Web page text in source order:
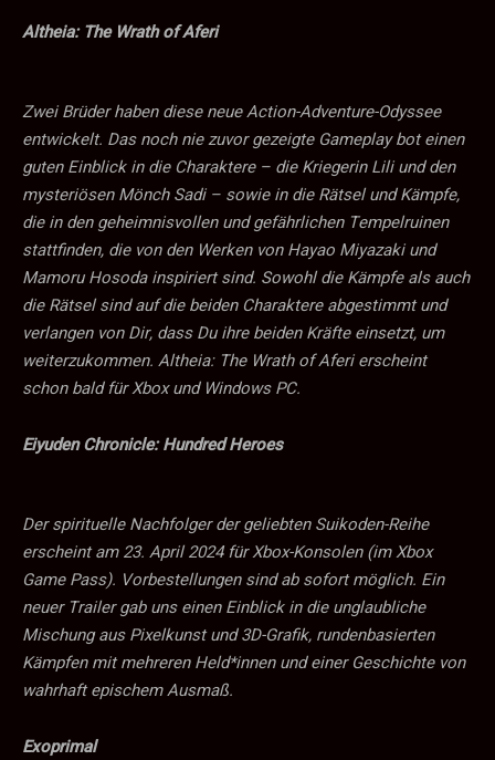
Altheia: The Wrath of Aferi
Zwei Brüder haben diese neue Action-Adventure-Odyssee
entwickelt. Das noch nie zuvor gezeigte Gameplay bot einen
guten Einblick in die Charaktere – die Kriegerin Lili und den
mysteriösen Mönch Sadi – sowie in die Rätsel und Kämpfe,
die in den geheimnisvollen und gefährlichen Tempelruinen
stattfinden, die von den Werken von Hayao Miyazaki und
Mamoru Hosoda inspiriert sind. Sowohl die Kämpfe als auch
die Rätsel sind auf die beiden Charaktere abgestimmt und
verlangen von Dir, dass Du ihre beiden Kräfte einsetzt, um
weiterzukommen. Altheia: The Wrath of Aferi erscheint
schon bald für Xbox und Windows PC.
Eiyuden Chronicle: Hundred Heroes
Der spirituelle Nachfolger der geliebten Suikoden-Reihe
erscheint am 23. April 2024 für Xbox-Konsolen (im Xbox
Game Pass). Vorbestellungen sind ab sofort möglich. Ein
neuer Trailer gab uns einen Einblick in die unglaubliche
Mischung aus Pixelkunst und 3D-Grafik, rundenbasierten
Kämpfen mit mehreren Held*innen und einer Geschichte von
wahrhaft epischem Ausmaß.
Exoprimal